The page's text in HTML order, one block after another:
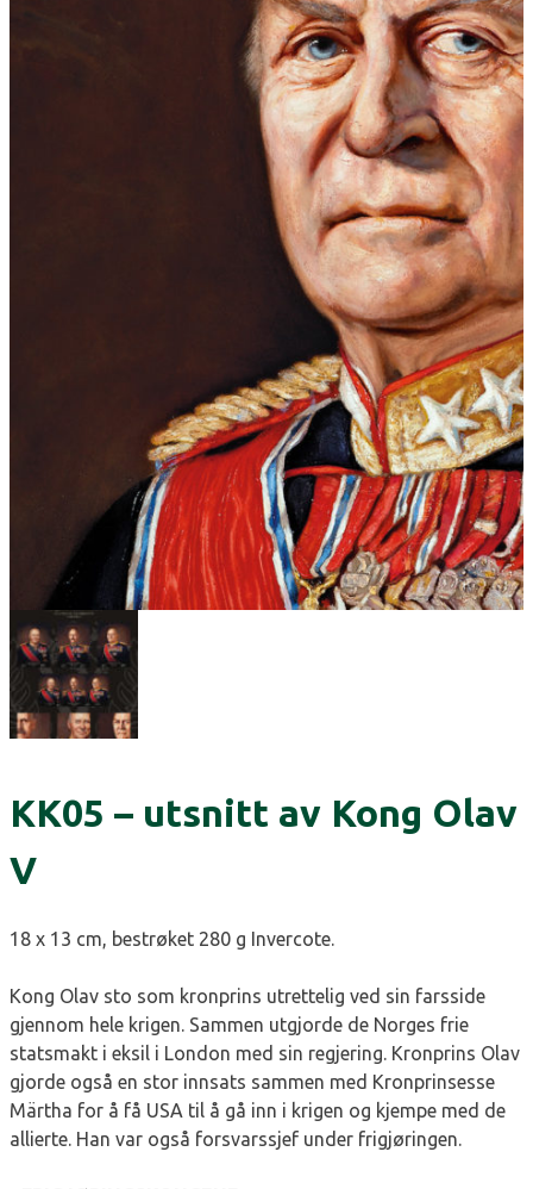
KK05 – utsnitt av Kong Olav
V
18 x 13 cm, bestrøket 280 g Invercote.
Kong Olav sto som kronprins utrettelig ved sin farsside
gjennom hele krigen. Sammen utgjorde de Norges frie
statsmakt i eksil i London med sin regjering. Kronprins Olav
gjorde også en stor innsats sammen med Kronprinsesse
Märtha for å få USA til å gå inn i krigen og kjempe med de
allierte. Han var også forsvarssjef under frigjøringen.